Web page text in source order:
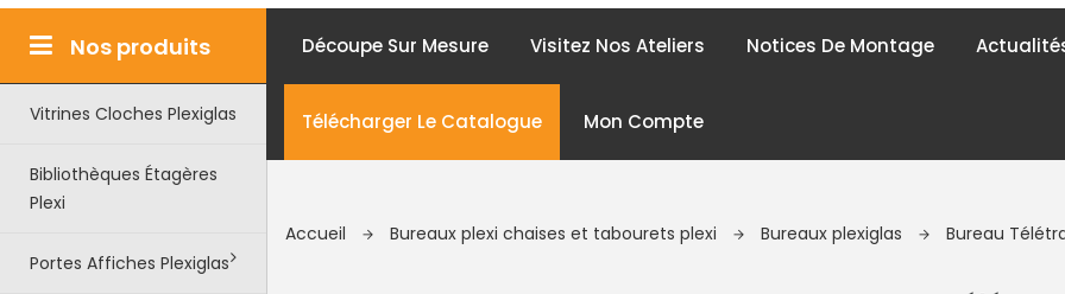
Nos produits
Vitrines Cloches Plexiglas
Bibliothèques Étagères
Plexi
Portes Affiches Plexiglas
Découpe Sur Mesure Visitez Nos Ateliers Notices De Montage
Télécharger Le Catalogue Mon Compte
Accueil Bureaux plexi chaises et tabourets plexi Bureaux plexiglas Bureau